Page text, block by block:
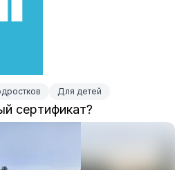
Для детей
сертификат?